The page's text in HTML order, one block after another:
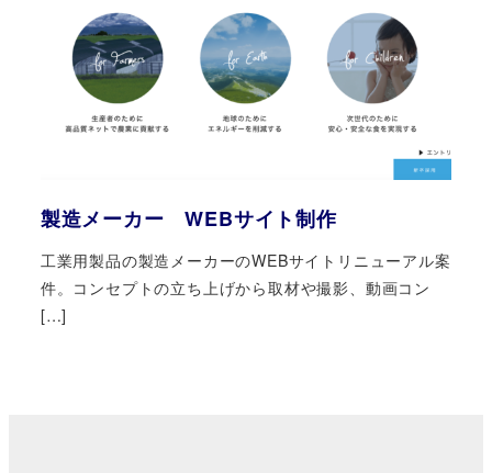
製造メーカー WEBサイト制作
工業用製品の製造メーカーのWEBサイトリニューアル案
件。コンセプトの立ち上げから取材や撮影、動画コン
[…]